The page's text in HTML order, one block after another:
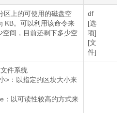
区上的可使用的磁盘空
KB。可以利用该命令来
空间，目前还剩下多少空
df
[选
项]
[文
件]
件系统
>：以指定的区块大小来
：以可读性较高的方式来